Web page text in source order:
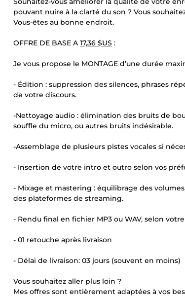
pouvant nuire à la clarté du son ? Vous
Vous-êtes au bonne endroit.
OFFRE DE BASE A 17,36 $US :
Je vous propose le MONTAGE d’une durée
- Édition : suppression des silences, phrases
de votre discours.
-Nettoyage audio : élimination des bruits de
souffle du micro, ou autres bruits indésirable.
-Assemblage de plusieurs pistes vocales si
- Insertion de votre intro et outro selon vos
- Mixage et mastering : équilibrage des
des plateformes de streaming.
- Rendu final en fichier MP3 ou WAV, selon
- 01 retouche après livraison
- Délai de livraison: 03 jours (souvent en moins)
Vous souhaitez aller plus loin ?
Mes offres sont entièrement adaptées à vos